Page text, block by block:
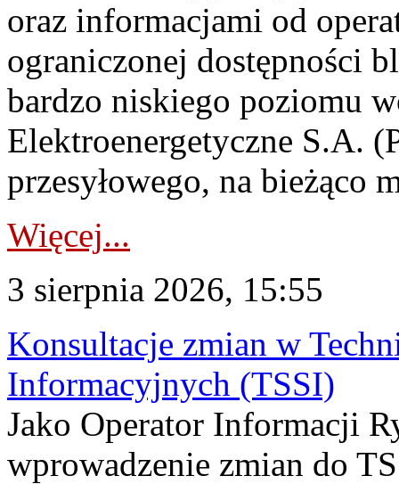
oraz informacjami od
ograniczonej dostępności
bardzo niskiego poziomu
Elektroenergetyczne S.A.
przesyłowego, na bieżąco
Więcej...
3 sierpnia 2026, 15:55
Konsultacje zmian w
Informacyjnych (TSSI)
Jako Operator Informacji
wprowadzenie zmian do